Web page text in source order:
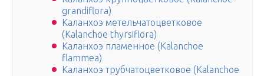
grandiflora)
Каланхоэ метельчатоцветковое
(Kalanchoe thyrsiflora)
Каланхоэ пламенное (Kalanchoe
flammea)
Каланхоэ трубчатоцветковое (Kalanchoe